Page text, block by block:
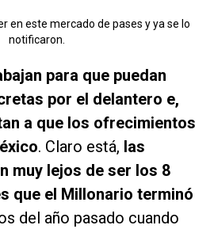
en este mercado de pases y ya se lo
notificaron.
para que puedan
por el delantero e,
a que los ofrecimientos
. Claro está, las
muy lejos de ser los 8
que el Millonario terminó
del año pasado cuando